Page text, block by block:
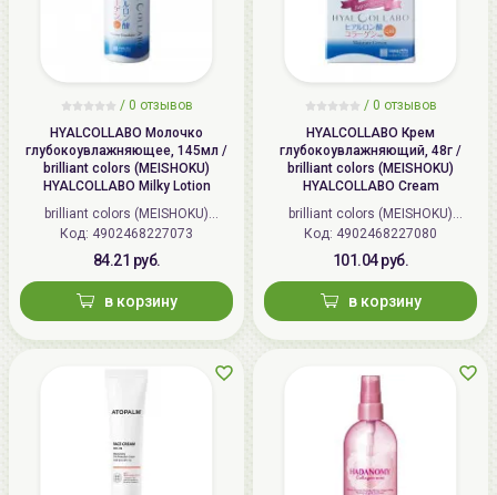
/ 0 отзывов
HYALCOLLABO Молочко
глубокоувлажняющее, 145мл /
brilliant colors (MEISHOKU)
HYALCOLLABO Milky Lotion
brilliant colors (MEISHOKU)
(Япония)
Код: 4902468227073
84.21 руб.
в корзину
/ 0 отзывов
HYALCOLLABO Крем
глубокоувлажняющий, 48г /
brilliant colors (MEISHOKU)
HYALCOLLABO Cream
brilliant colors (MEISHOKU)
(Япония)
Код: 4902468227080
101.04 руб.
в корзину